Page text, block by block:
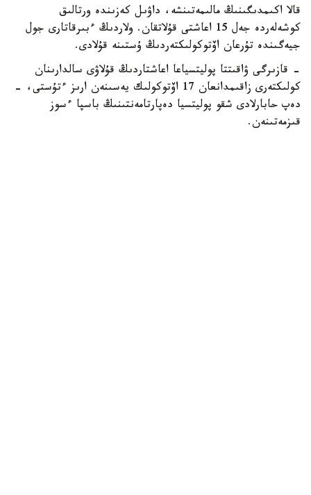
قالا اكىمدىگىنىڭ مالىمەتىنشە، داۋىل كەزىندە ورتالىق
كوشەلەردە جەل 15 اعاشتى قۇلاتقان. ولاردىڭ ءبىرقاتارى جول
جيەگىندە تۇرعان اۆتوكولىكتەردىڭ ۇستىنە قۇلادى.
- قازىرگى ۋاقىتتا پوليتسياعا اعاشتاردىڭ قۇلاۋى سالدارىنان
كولىكتەرى زاقىمدانعان 17 اۆتوكولىك يەسىنەن ارىز ءتۇستى، -
دەپ حابارلادى شقو پوليتسيا دەپارتامەنتىنىڭ باسپا ءسوز
قىزمەتىنەن.